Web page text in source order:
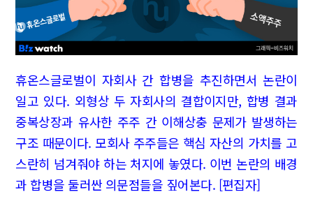
휴온스글로벌이 자회사 간 합병을 추진하면서 논란이
일고 있다. 외형상 두 자회사의 결합이지만, 합병 결과
중복상장과 유사한 주주 간 이해상충 문제가 발생하는
구조 때문이다. 모회사 주주들은 핵심 자산의 가치를 고
스란히 넘겨줘야 하는 처지에 놓였다. 이번 논란의 배경
과 합병을 둘러싼 의문점들을 짚어본다. [편집자]